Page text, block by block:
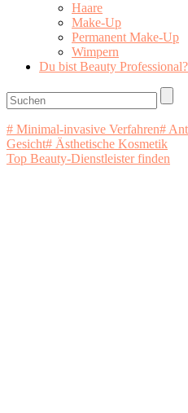
Haare
Make-Up
Permanent Make-Up
Wimpern
Du bist Beauty Professional?
# Minimal-invasive Verfahren#
Gesicht# Ästhetische Kosmetik
Top Beauty-Dienstleister finden